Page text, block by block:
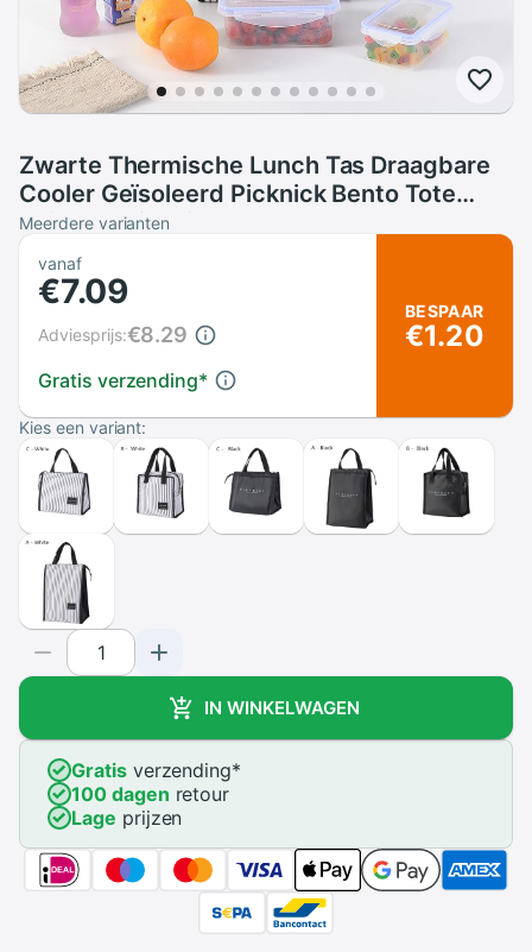
Zwarte Thermische Lunch Tas Draagbare
Cooler Geïsoleerd Picknick Bento Tote
Reizen Fruit Drinken Voedsel Verse
Organizer Accessoires Benodigdheden
Meerdere varianten
vanaf
€7.09
Gratis verzending*
Adviesprijs:€8.29
BESPAAR
€1.20
Kies een variant:
IN WINKELWAGEN
Gratisverzending*
100 dagen retour
Lage prijzen